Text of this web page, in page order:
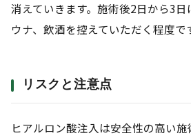
消えていきます。施術後2日から3
ウナ、飲酒を控えていただく程度で
リスクと注意点
ヒアルロン酸注入は安全性の高い